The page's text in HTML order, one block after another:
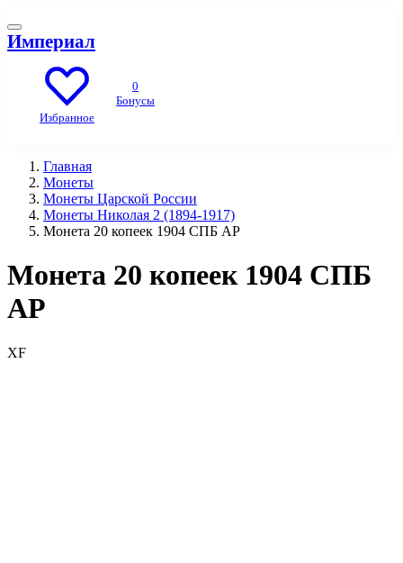
Империал
Избранное
0
Бонусы
Главная
Монеты
Монеты Царской России
Монеты Николая 2 (1894-1917)
Монета 20 копеек 1904 СПБ АР
Монета 20 копеек 1904 СПБ
АР
XF